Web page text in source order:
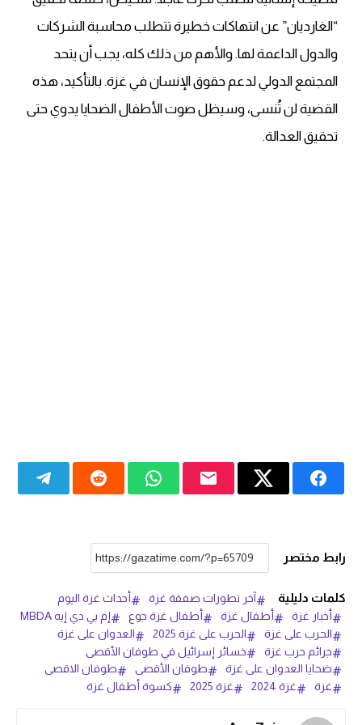
“الغارديان” عن انتهاكات خطيرة تتطلب محاسبة الشركات
والدول الداعمة لها. والأهم من ذلك كله، يجب أن يتحد
المجتمع الدولي لدعم حقوق الإنسان في غزة. بالتأكيد، هذه
القضية لن تُنسى، وسيظل صوت الأطفال الضحايا يدوي حتى
تحقيق العدالة.
رابط مختصر
كلمات دليلية آخر تطورات صفقة غزة
أحداث غزة اليوم
أخبار غزة
أطفال غزة أطفال غزة جوع
إم بي دي إيه MBDA
الحرب على غزة
الحرب على غزة 2025
العدوان على غزة
جرائم حرب غزة
خسائر إسرائيل في طوفان الأقصى
ضحايا العدوان على غزة
طوفان الأقصى
طوفان الاقصى
غزة
غزة 2024 غزة 2025 كسوة أطفال غزة